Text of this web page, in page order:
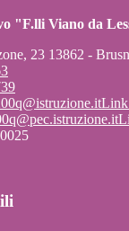
"F.lli Viano da
23 13862 -
Link